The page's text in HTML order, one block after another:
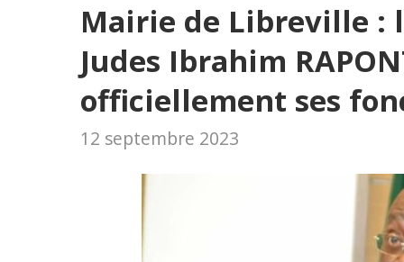
Mairie de Libreville :
Judes Ibrahim
officiellement ses
12 septembre 2023